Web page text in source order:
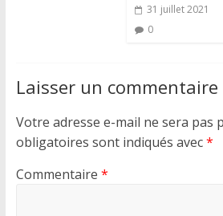
31 juillet 2021
0
Laisser un commentaire
Votre adresse e-mail ne sera pas
obligatoires sont indiqués avec*
Commentaire *